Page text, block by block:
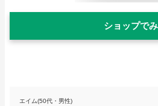
ショップで
エイム(50代・男性)